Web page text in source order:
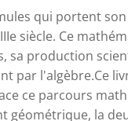
qui portent
siècle. Ce
sa production
par l'algèbre.Ce
ce parcours
géométrique, la